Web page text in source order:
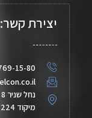
יצירת קשר:
15-80
מיקוד 81224